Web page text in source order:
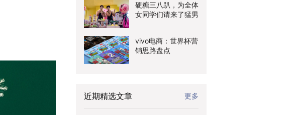
硬糖三八趴，为全体
女同学们请来了猛男
vivo电商：世界杯营
销思路盘点
近期精选文章 更多